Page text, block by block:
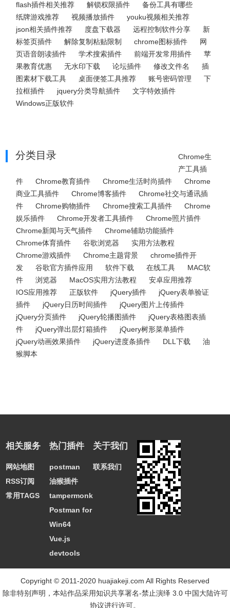
flash插件相关推荐
解锁权限插件
备份工具有哪些
纸牌游戏推荐
视频播放插件
youku视频相关推荐
json相关插件推荐
度盘下载器 远程控制软件分享
新
标签页插件
解除复制粘贴限制 chrome图标插件
网
页语音朗读插件
学术搜索插件 前端开发常用插件
苹
果教育优惠
无水印下载 论坛插件 修改文件名
插
图素材下载工具
桌面便签工具推荐 账号密码管理
下
拉框插件
jquery分类导航插件
文字特效插件
Windows正版软件
分类目录
Chrome生
产工具插
件
Chrome教育插件 Chrome生活时尚插件
Chrome
商业工具插件
Chrome博客插件
Chrome社交与通讯插
件
Chrome购物插件 Chrome搜索工具插件
Chrome
娱乐插件
Chrome开发者工具插件
Chrome照片插件
Chrome新闻与天气插件
Chrome辅助功能插件
Chrome体育插件
谷歌浏览器
实用方法教程
Chrome游戏插件
Chrome主题背景
chrome插件开
发
谷歌官方插件应用 软件下载 在线工具
MAC软
件
浏览器 MacOS实用方法教程
安卓应用推荐
IOS应用推荐
正版软件 jQuery插件
jQuery表单验证
插件
jQuery日历时间插件
jQuery图片上传插件
jQuery分页插件
jQuery轮播图插件
jQuery表格图表插
件
jQuery弹出层灯箱插件
jQuery树形菜单插件
jQuery动画效果插件
jQuery进度条插件 DLL下载
油
猴脚本
相关服务
网站地图
RSS订阅
常用TAGS
热门插件
postman
油猴插件
tampermonkey
Postman for
Win64
Vue.js
devtools
关于我们
联系我们
Copyright © 2011-2020 huajiakeji.com All Rights Reserved
除非特别声明，本站作品采用知识共享署名-禁止演绎 3.0 中国大陆许可
协议进行许可。